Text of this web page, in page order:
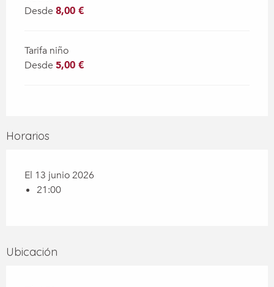
Desde 8,00 €
Tarifa niño
Desde 5,00 €
Horarios
El 13 junio 2026
21:00
Ubicación